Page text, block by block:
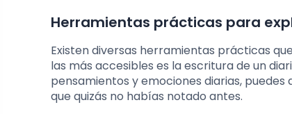
Herramientas prácticas para
Existen diversas herramientas prácticas
las más accesibles es la escritura de un
pensamientos y emociones diarias,
que quizás no habías notado antes.